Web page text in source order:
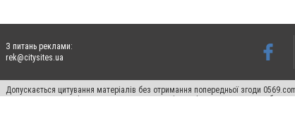
З питань реклами:
rek@citysites.ua
Допускається цитування матеріалів без отримання попередньої згоди
пошукових систем гіперпосилання на цитовані статті не нижче другого